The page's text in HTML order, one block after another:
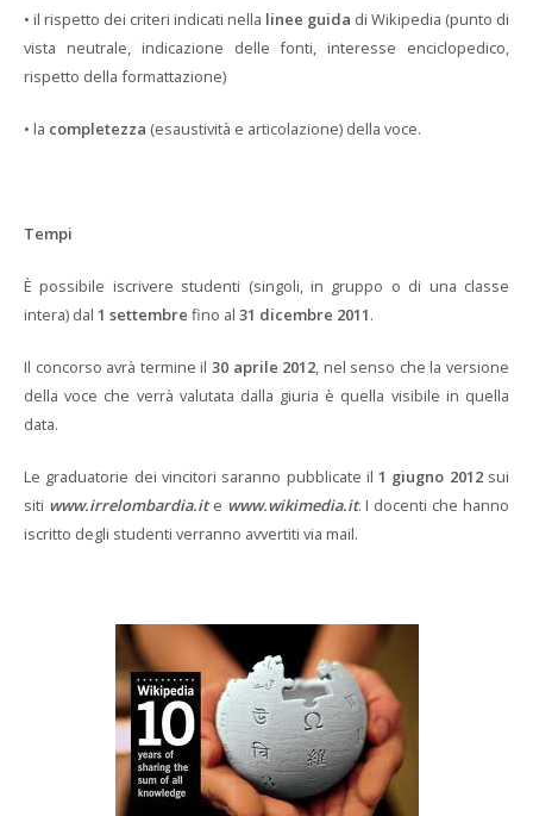
• il rispetto dei criteri indicati nella linee guida di Wikipedia (punto di
vista neutrale, indicazione delle fonti, interesse enciclopedico,
rispetto della formattazione)
• la completezza (esaustività e articolazione) della voce.
Tempi
È possibile iscrivere studenti (singoli, in gruppo o di una classe
intera) dal 1 settembre fino al 31 dicembre 2011.
Il concorso avrà termine il 30 aprile 2012, nel senso che la versione
della voce che verrà valutata dalla giuria è quella visibile in quella
data.
Le graduatorie dei vincitori saranno pubblicate il1 giugno 2012 sui
siti www.irrelombardia.ite www.wikimedia.it. I docenti che hanno
iscritto degli studenti verranno avvertiti via mail.